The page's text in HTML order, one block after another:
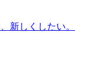
新しくしたい。